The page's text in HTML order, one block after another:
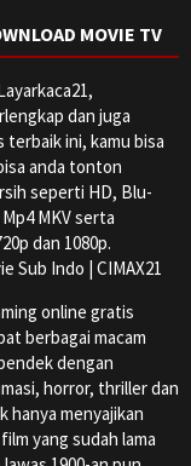
MOVIE TV
dan juga
ini, kamu bisa
anda tonton
seperti HD, Blu-
MKV serta
dan 1080p.
Sub Indo | CIMAX21
online gratis
berbagai macam
dengan
horror, thriller dan
hanya menyajikan
yang sudah lama